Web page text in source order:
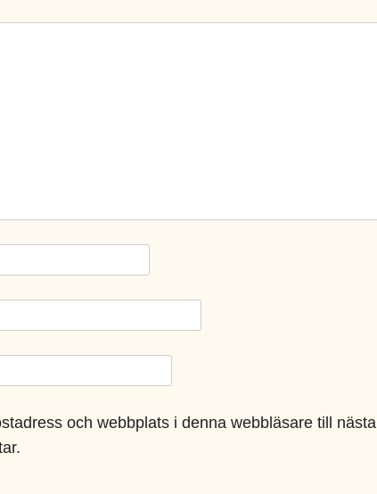
och webbplats i denna webbläsare till nästa